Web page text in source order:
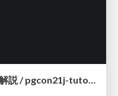
実際に使うSQLの書き方 徹底解説 / pgcon21j-tutorial